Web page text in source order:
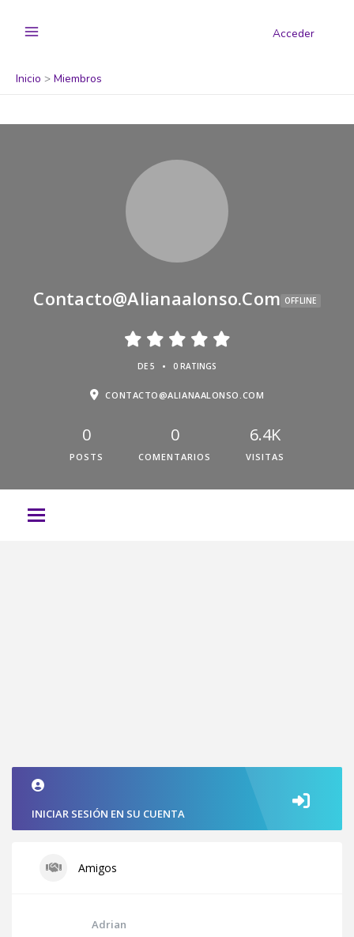
Acceder
Inicio Miembros
Contacto@alianaalonso.com OFFLINE
DE 5 • 0 RATINGS
CONTACTO@ALIANAALONSO.COM
0
POSTS
0
COMENTARIOS
6.4K
VISITAS
INICIAR SESIÓN EN SU CUENTA
Amigos
Adrian